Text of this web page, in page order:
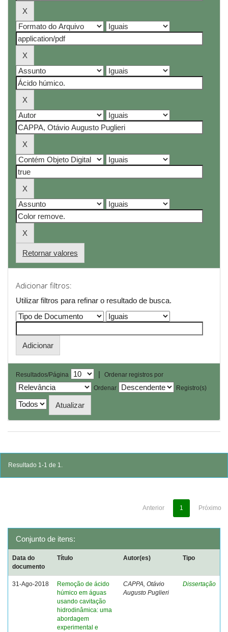
Retornar valores
Adicionar filtros:
Utilizar filtros para refinar o resultado de busca.
Resultados/Página |
Ordenar registros por
Ordenar
Registro(s)
Resultado 1-1 de 1.
Anterior 1 Próximo
Conjunto de itens:
Data do
documento
Título Autor(es) Tipo
31-Ago-2018
Remoção de ácido
húmico em águas
usando cavitação
hidrodinâmica: uma
abordagem
experimental e
CAPPA, Otávio
Augusto Puglieri
Dissertação